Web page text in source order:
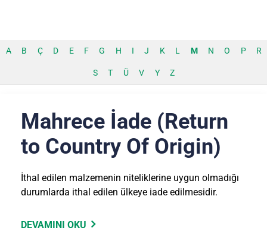
A B Ç D E F G H I J K L M N O P R
S T Ü V Y Z
Mahrece İade (Return
to Country Of Origin)
İthal edilen malzemenin niteliklerine uygun olmadığı
durumlarda ithal edilen ülkeye iade edilmesidir.
DEVAMINI OKU